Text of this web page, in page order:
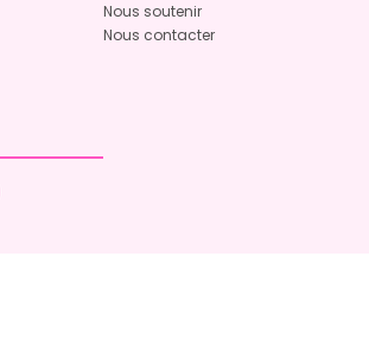
Nous soutenir
Nous contacter